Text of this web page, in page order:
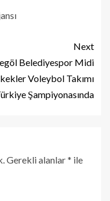
Next
Belediyespor Midi
Voleybol Takımı
Şampiyonasında
Gerekli alanlar* ile